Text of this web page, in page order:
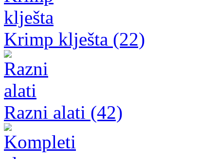
Krimp klješta (22)
Razni alati (42)